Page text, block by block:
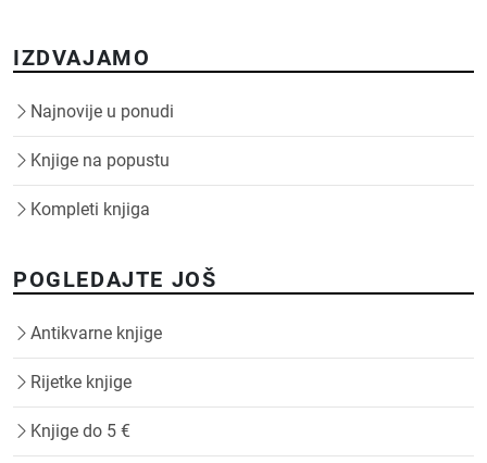
IZDVAJAMO
Najnovije u ponudi
Knjige na popustu
Kompleti knjiga
POGLEDAJTE JOŠ
Antikvarne knjige
Rijetke knjige
Knjige do 5 €